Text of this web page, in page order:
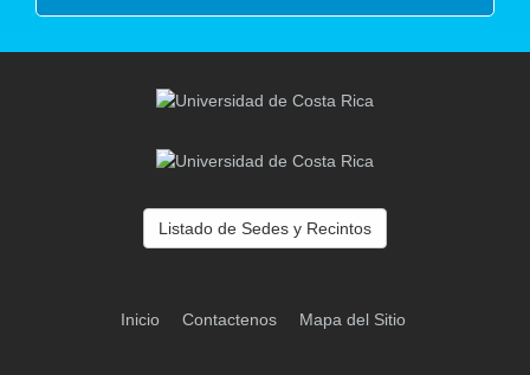
Listado de Sedes y Recintos
Inicio Contactenos Mapa del Sitio